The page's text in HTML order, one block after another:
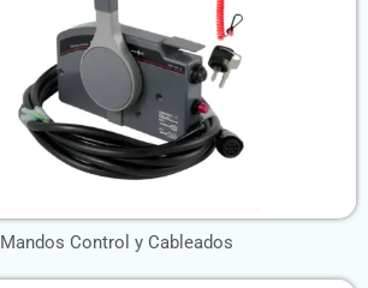
Mandos Control y Cableados